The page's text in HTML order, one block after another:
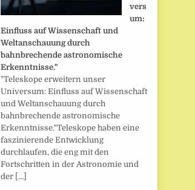
vers
um:
Einfluss auf Wissenschaft und
Weltanschauung durch
bahnbrechende astronomische
Erkenntnisse."
"Teleskope erweitern unser
Universum: Einfluss auf Wissenschaft
und Weltanschauung durch
bahnbrechende astronomische
Erkenntnisse."Teleskope haben eine
faszinierende Entwicklung
durchlaufen, die eng mit den
Fortschritten in der Astronomie und
der […]